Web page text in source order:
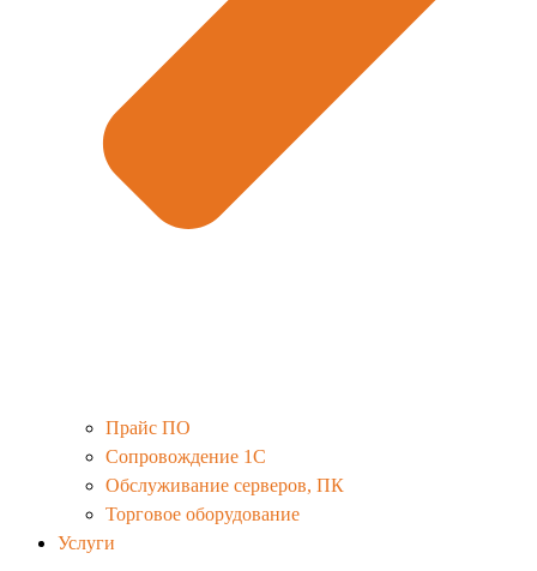
Прайс ПО
Сопровождение 1С
Обслуживание серверов, ПК
Торговое оборудование
Услуги